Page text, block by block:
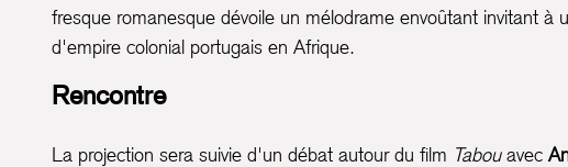
fresque romanesque dévoile un mélodrame envoûtant invitant à
d'empire colonial portugais en Afrique.
Rencontre
La projection sera suivie d'un débat autour du film Tabouavec